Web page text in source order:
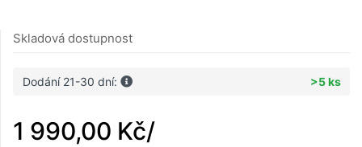
Skladová dostupnost
Dodání 21-30 dní: >5 ks
1 990,00 Kč/